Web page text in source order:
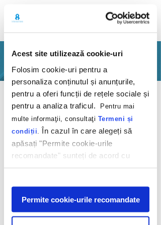
Acest site utilizează cookie-uri
Folosim cookie-uri pentru a
personaliza conținutul și anunțurile,
pentru a oferi funcții de rețele sociale și
pentru a analiza traficul.
Pentru mai
multe informaţii, consultaţi Termeni și
condiții În cazul în care alegeți să
apăsați "Permite cookie-urile
recomandate" sunteți de acord cu
utilizarea modulelor noastre cookie.
Afişare
Permite cookie-urile recomandate
PORTFOLIO
Back
Ice, ice, user
Haagen-Dazs
2020
We'd do anything for ice cream. So we